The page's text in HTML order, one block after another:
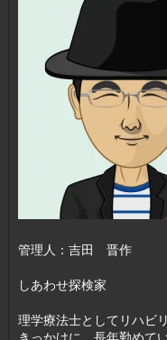
管理人：吉田 晋作
しあわせ探検家
理学療法士としてリハビ